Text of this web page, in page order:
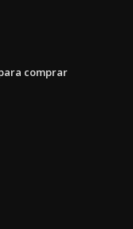
comprar